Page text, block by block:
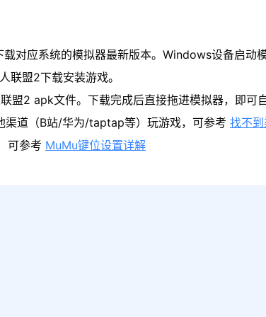
对应系统的模拟器最新版本。Windows设备启动
联盟2下载安装游戏。
2 apk文件。下载完成后直接拖进模拟器，即可自
渠道（B站/华为/taptap等）玩游戏，可参考 找不
可参考 MuMu键位设置详解